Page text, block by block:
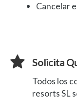
Cancelar
Solicita
Todos los
resorts SL